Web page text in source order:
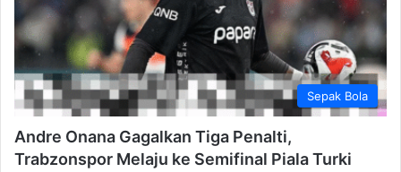
Sepak Bola
Andre Onana Gagalkan Tiga Penalti,
Trabzonspor Melaju ke Semifinal Piala Turki